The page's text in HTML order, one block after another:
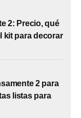
2: Precio, qué
kit para decorar
2 para
listas para